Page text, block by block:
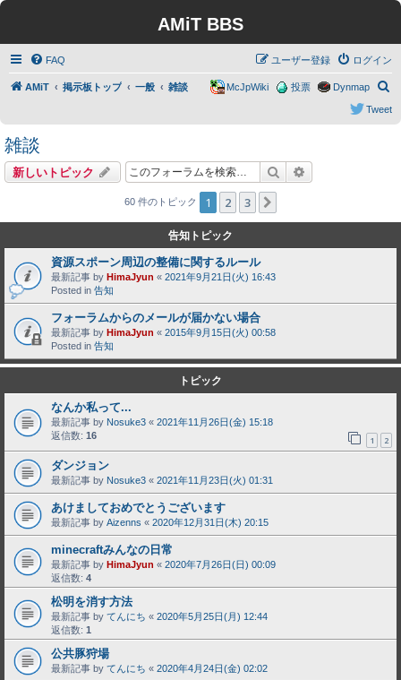
AMiT BBS
FAQ ログイン
ユーザー登録
AMiT 掲示板トップ 一般 雑談
索
Dynmap
投票
McJpWiki
Tweet
雑談
新しいトピック 検索
60 件のトピック 1 2 3
告知トピック
資源スポーン周辺の整備に関するルール
最新記事 by HimaJyun « 2021年9月21日(火) 16:43
Posted in 告知
フォーラムからのメールが届かない場合
最新記事 by HimaJyun « 2015年9月15日(火) 00:58
Posted in 告知
トピック
なんか私って...
最新記事 by Nosuke3 « 2021年11月26日(金) 15:18
返信数: 16 1 2
ダンジョン
最新記事 by Nosuke3 « 2021年11月23日(火) 01:31
あけましておめでとうございます
最新記事 by Aizenns « 2020年12月31日(木) 20:15
minecraftみんなの日常
最新記事 by HimaJyun « 2020年7月26日(日) 00:09
返信数: 4
松明を消す方法
最新記事 by てんにち « 2020年5月25日(月) 12:44
返信数: 1
公共豚狩場
最新記事 by てんにち « 2020年4月24日(金) 02:02